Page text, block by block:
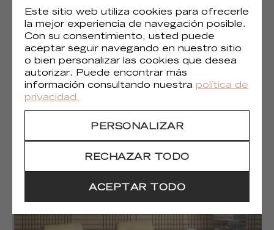
Liberté chromatique (1)
Este sitio web utiliza cookies para ofrecerle
la mejor experiencia de navegación posible.
Con su consentimiento, usted puede
aceptar seguir navegando en nuestro sitio
o bien personalizar las cookies que desea
autorizar. Puede encontrar más
información consultando nuestra política de
privacidad.
PERSONALIZAR
RECHAZAR TODO
ACEPTAR TODO